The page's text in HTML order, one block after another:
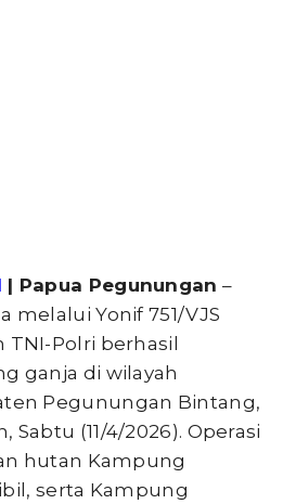
| Papua Pegunungan –
melalui Yonif 751/VJS
Polri berhasil
ganja di wilayah
Pegunungan Bintang,
(11/4/2026). Operasi
hutan Kampung
serta Kampung